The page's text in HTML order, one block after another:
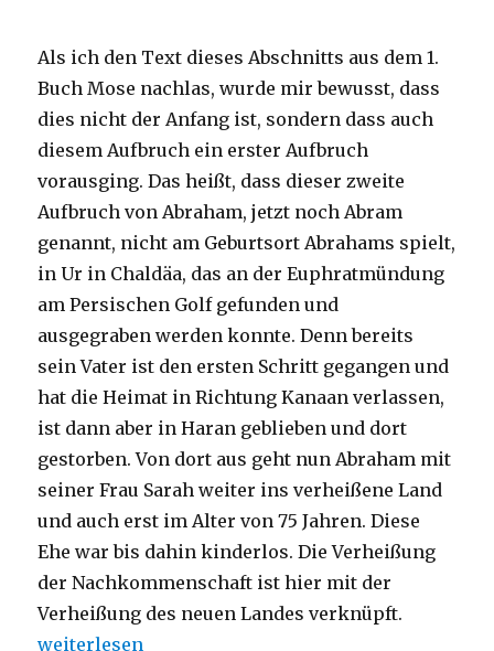
Als ich den Text dieses Abschnitts aus dem 1.
Buch Mose nachlas, wurde mir bewusst, dass
dies nicht der Anfang ist, sondern dass auch
diesem Aufbruch ein erster Aufbruch
vorausging. Das heißt, dass dieser zweite
Aufbruch von Abraham, jetzt noch Abram
genannt, nicht am Geburtsort Abrahams spielt,
in Ur in Chaldäa, das an der Euphratmündung
am Persischen Golf gefunden und
ausgegraben werden konnte. Denn bereits
sein Vater ist den ersten Schritt gegangen und
hat die Heimat in Richtung Kanaan verlassen,
ist dann aber in Haran geblieben und dort
gestorben. Von dort aus geht nun Abraham mit
seiner Frau Sarah weiter ins verheißene Land
und auch erst im Alter von 75 Jahren. Diese
Ehe war bis dahin kinderlos. Die Verheißung
der Nachkommenschaft ist hier mit der
Verheißung des neuen Landes verknüpft.
„Abrams Aufbruch, Predigt über Genesis 12, 1-4,
weiterlesen